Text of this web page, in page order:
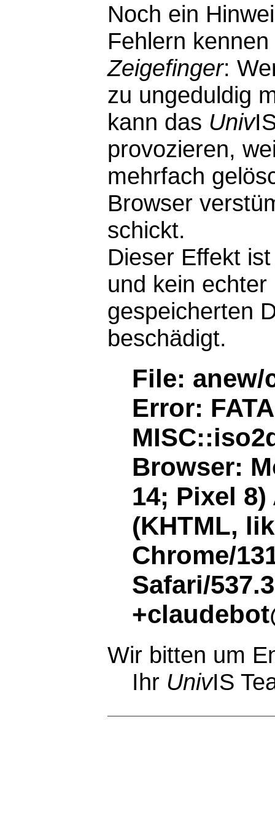
Noch ein
Fehlern
Zeigefinger:
zu ungeduldig
kann das Univ
provozieren,
mehrfach
Browser
schickt.
Dieser Effekt
und kein
gespeicherten
beschädigt.
File: anew/
Error:
Browser:
14; Pixel
(KHTML,
Chrome/
Safari/
Wir bitten um
Ihr UnivIS